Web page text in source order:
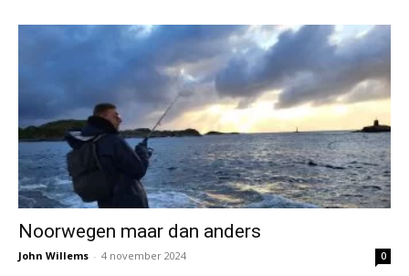
Noorwegen maar dan anders
John Willems - 4 november 2024 0